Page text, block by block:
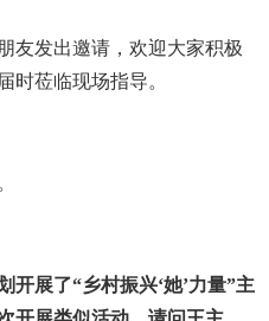
发出邀请，欢迎大家积极
时莅临现场指导。
开展了“乡村振兴‘她’力量”主